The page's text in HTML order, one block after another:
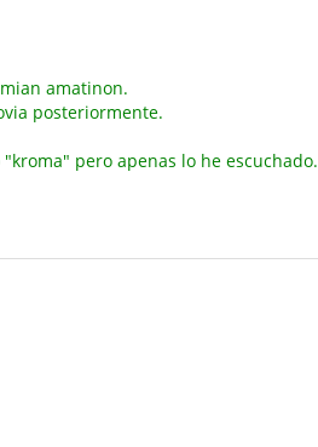
amatinon.
posteriormente.
pero apenas lo he escuchado.